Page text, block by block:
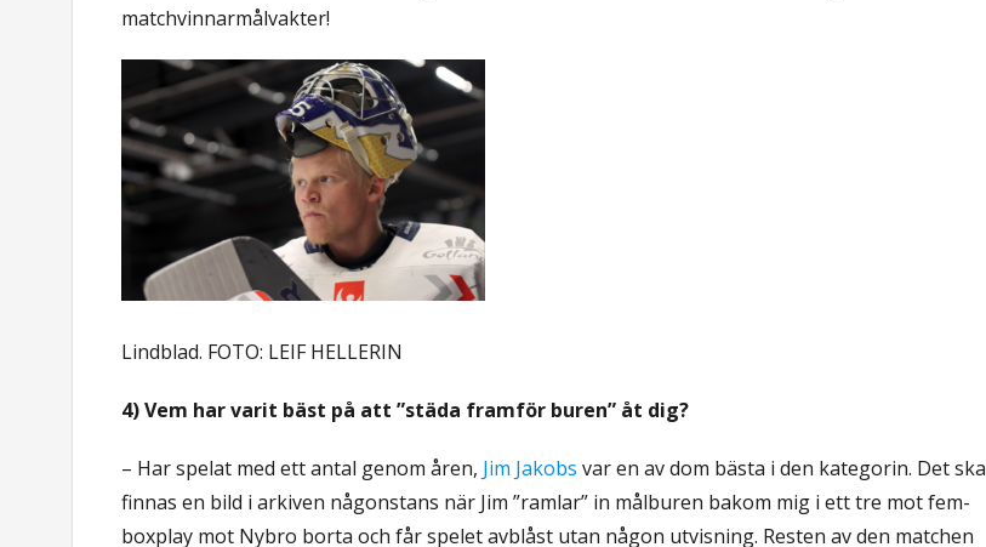
matchvinnarmålvakter!
Lindblad. FOTO: LEIF HELLERIN
4) Vem har varit bäst på att ”städa framför buren” åt dig?
– Har spelat med ett antal genom åren, Jim Jakobs var en av dom bästa i den kategorin. Det ska
finnas en bild i arkiven någonstans när Jim ”ramlar” in målburen bakom mig i ett tre mot fem-
boxplay mot Nybro borta och får spelet avblåst utan någon utvisning. Resten av den matchen